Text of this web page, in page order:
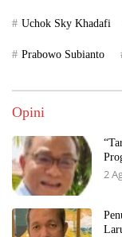
Uchok Sky Khadafi
Prabowo Subianto
Opini
2